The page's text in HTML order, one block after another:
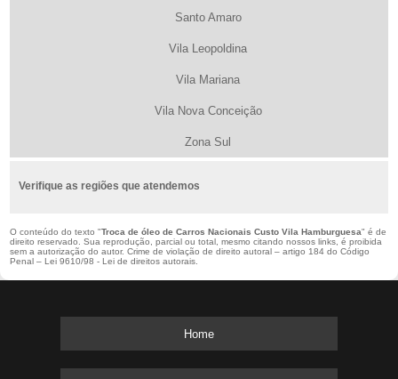
Santo Amaro
Vila Leopoldina
Vila Mariana
Vila Nova Conceição
Zona Sul
Verifique as regiões que atendemos
O conteúdo do texto "Troca de óleo de Carros Nacionais Custo Vila Hamburguesa" é de
direito reservado. Sua reprodução, parcial ou total, mesmo citando nossos links, é proibida
sem a autorização do autor. Crime de violação de direito autoral – artigo 184 do Código
Penal –Lei 9610/98 - Lei de direitos autorais
Home